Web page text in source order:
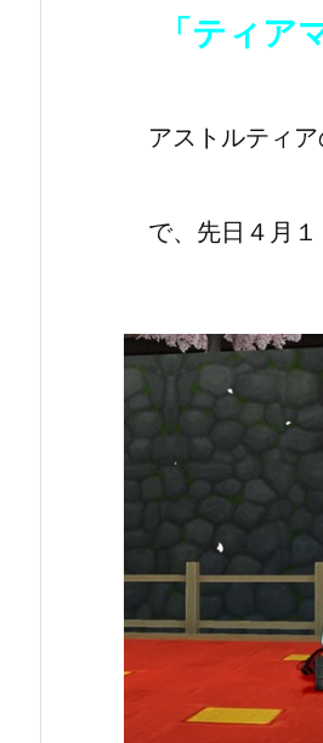
「ティア
アストルティア
で、先日４月１